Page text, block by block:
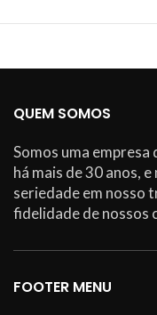
QUEM SOMOS
Somos uma empresa
há mais de 30 anos,
seriedade em nosso
fidelidade de nossos
FOOTER MENU